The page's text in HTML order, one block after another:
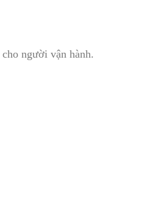
người vận hành.